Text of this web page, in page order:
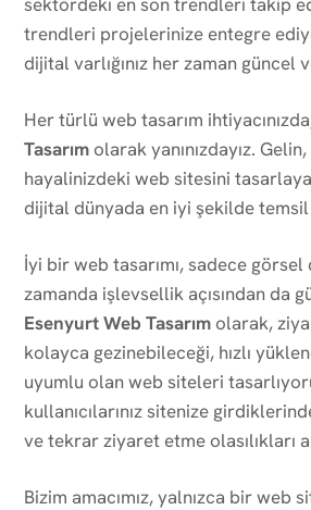
trendleri projelerinize entegre
dijital varlığınız her zaman güncel
Her türlü web tasarım
Tasarım olarak yanınızdayız.
hayalinizdeki web sitesini
dijital dünyada en iyi şekilde
İyi bir web tasarımı, sadece görsel
zamanda işlevsellik açısından da
Esenyurt Web Tasarım olarak,
kolayca gezinebileceği, hızlı
uyumlu olan web siteleri
kullanıcılarınız sitenize
ve tekrar ziyaret etme olasılıkları
Bizim amacımız, yalnızca bir web